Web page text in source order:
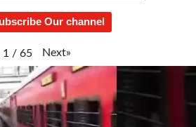
Our channel
1 / 65 Next»